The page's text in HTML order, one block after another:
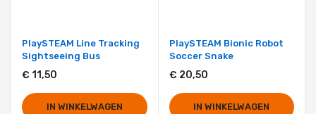
PlaySTEAM Line Tracking
Sightseeing Bus
€ 11,50
IN WINKELWAGEN
PlaySTEAM Bionic Robot
Soccer Snake
€ 20,50
IN WINKELWAGEN